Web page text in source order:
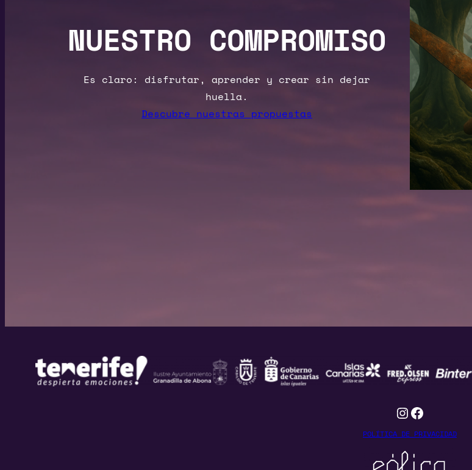
NUESTRO COMPROMISO
Es claro: disfrutar, aprender y crear sin dejar
huella.
Descubre nuestras propuestas
Instagram
Facebook
POLÍTICA DE PRIVACIDAD